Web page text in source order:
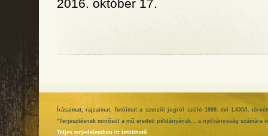
2016. október 17.
Írásaimat, rajzaimat, fotóimat a szerzői jogról szóló 1999. évi LXXVI.
"Terjesztésnek minősül a mű eredeti példányának... a nyilvánosság
Teljes terjedelemben itt letölthető.